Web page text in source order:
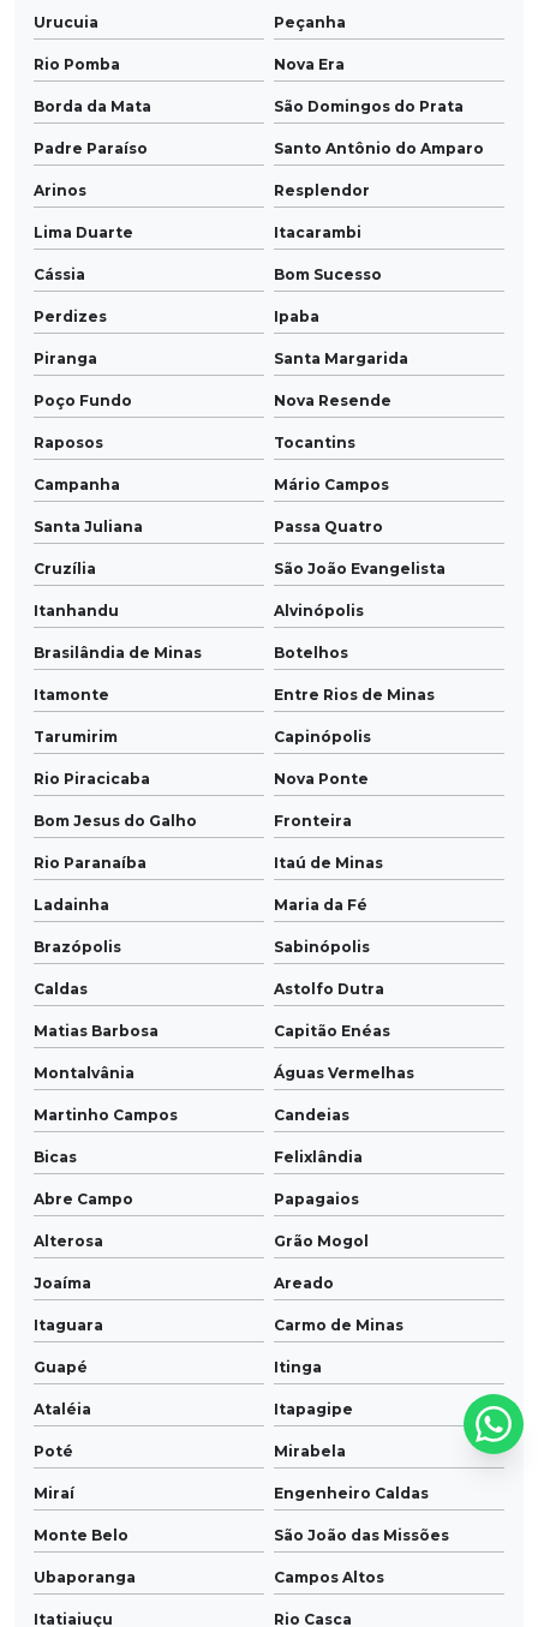
Urucuia Peçanha
Rio Pomba Nova Era
Borda da Mata São Domingos do Prata
Padre Paraíso Santo Antônio do Amparo
Arinos Resplendor
Lima Duarte Itacarambi
Cássia Bom Sucesso
Perdizes Ipaba
Piranga Santa Margarida
Poço Fundo Nova Resende
Raposos Tocantins
Campanha Mário Campos
Santa Juliana Passa Quatro
Cruzília São João Evangelista
Itanhandu Alvinópolis
Brasilândia de Minas Botelhos
Itamonte Entre Rios de Minas
Tarumirim Capinópolis
Rio Piracicaba Nova Ponte
Bom Jesus do Galho Fronteira
Rio Paranaíba Itaú de Minas
Ladainha Maria da Fé
Brazópolis Sabinópolis
Caldas Astolfo Dutra
Matias Barbosa Capitão Enéas
Montalvânia Águas Vermelhas
Martinho Campos Candeias
Bicas Felixlândia
Abre Campo Papagaios
Alterosa Grão Mogol
Joaíma Areado
Itaguara Carmo de Minas
Guapé Itinga
Ataléia Itapagipe
Poté Mirabela
Miraí Engenheiro Caldas
Monte Belo São João das Missões
Ubaporanga Campos Altos
Itatiaiuçu Rio Casca